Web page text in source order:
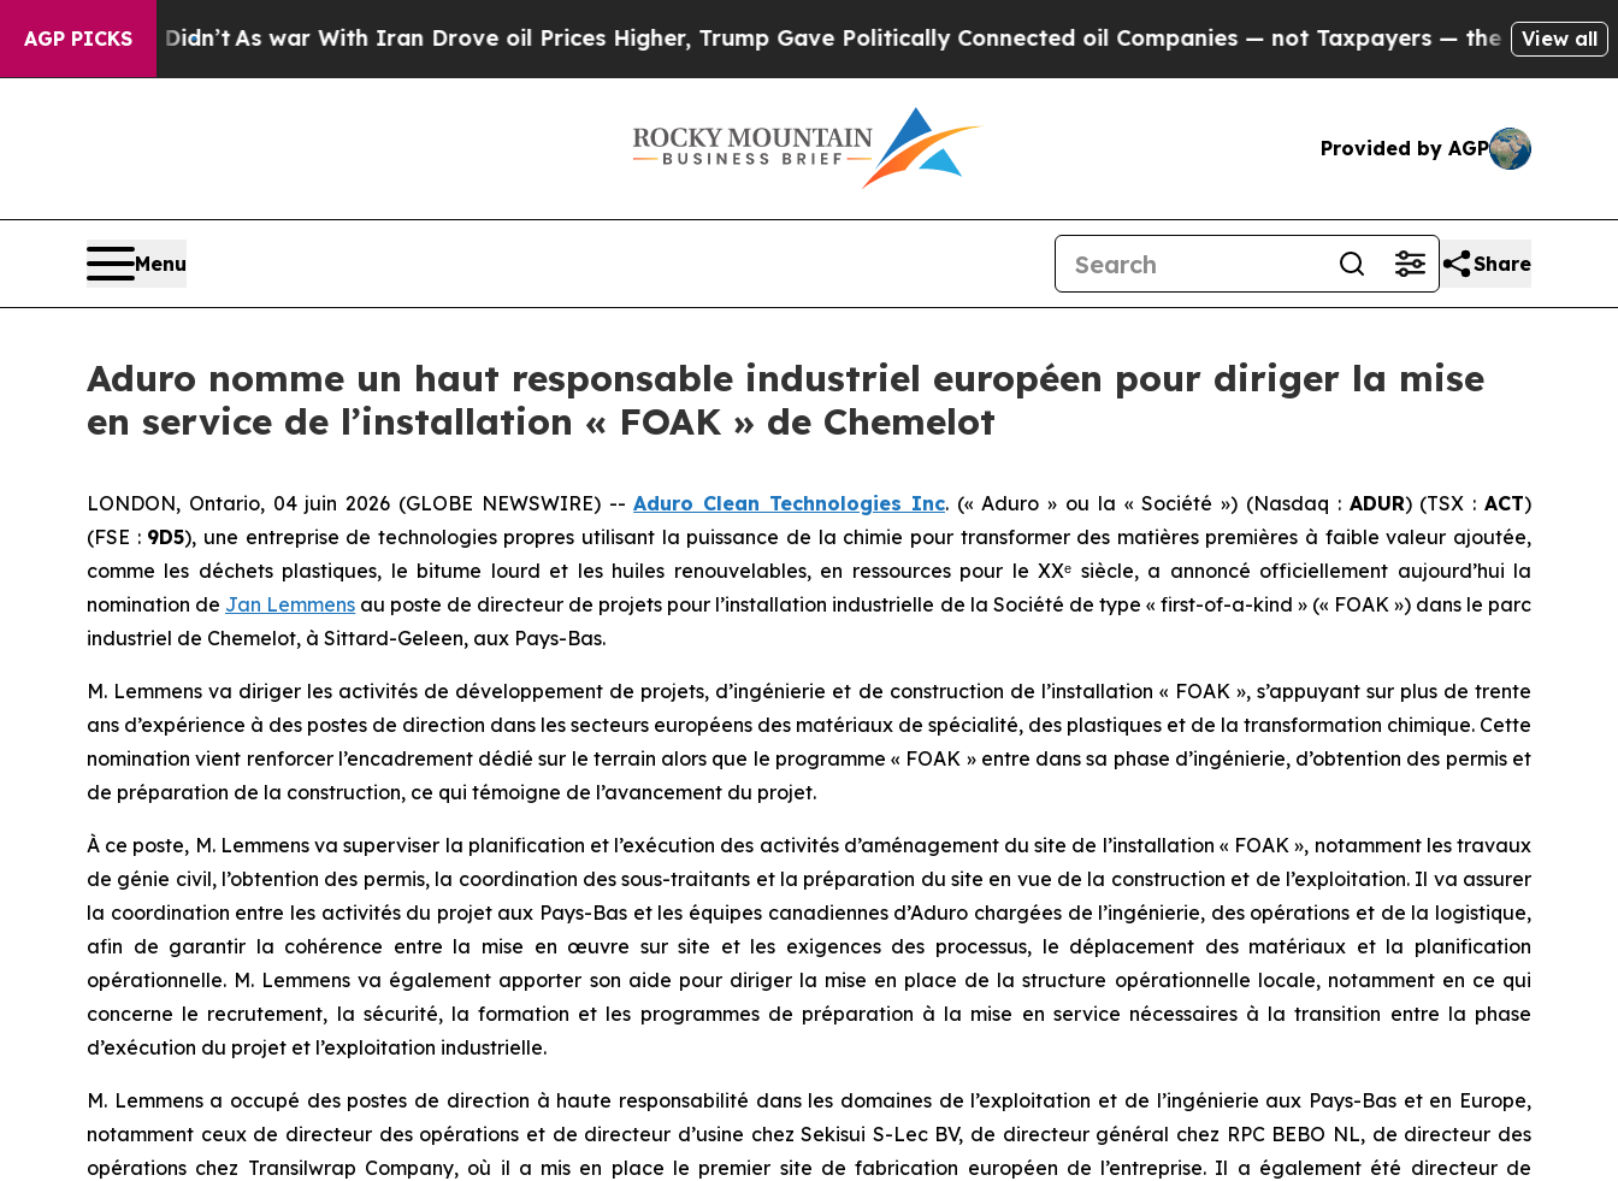
AGP PICKS
it Didn’tAs war With Iran Drove oil Prices Higher, Trump Gave Politically Connected oil Companies — not Taxpayers — the Chance to Cash in
View all
Provided by AGP
Menu Share
Aduro nomme un haut responsable industriel européen pour diriger la mise
en service de l’installation « FOAK » de Chemelot
LONDON, Ontario, 04 juin 2026 (GLOBE NEWSWIRE) --Aduro Clean Technologies Inc. (« Aduro » ou la « Société ») (Nasdaq : ADUR) (TSX :ACT)
(FSE : 9D5), une entreprise de technologies propres utilisant la puissance de la chimie pour transformer des matières premières à faible valeur ajoutée,
comme les déchets plastiques, le bitume lourd et les huiles renouvelables, en ressources pour le XXᵉ siècle, a annoncé officiellement aujourd’hui la
nomination de Jan Lemmens au poste de directeur de projets pour l’installation industrielle de la Société de type « first-of-a-kind » (« FOAK ») dans le parc
industriel de Chemelot, à Sittard-Geleen, aux Pays-Bas.
M. Lemmens va diriger les activités de développement de projets, d’ingénierie et de construction de l’installation « FOAK », s’appuyant sur plus de trente
ans d’expérience à des postes de direction dans les secteurs européens des matériaux de spécialité, des plastiques et de la transformation chimique. Cette
nomination vient renforcer l’encadrement dédié sur le terrain alors que le programme « FOAK » entre dans sa phase d’ingénierie, d’obtention des permis et
de préparation de la construction, ce qui témoigne de l’avancement du projet.
À ce poste, M. Lemmens va superviser la planification et l’exécution des activités d’aménagement du site de l’installation « FOAK », notamment les travaux
de génie civil, l’obtention des permis, la coordination des sous-traitants et la préparation du site en vue de la construction et de l’exploitation. Il va assurer
la coordination entre les activités du projet aux Pays-Bas et les équipes canadiennes d’Aduro chargées de l’ingénierie, des opérations et de la logistique,
afin de garantir la cohérence entre la mise en œuvre sur site et les exigences des processus, le déplacement des matériaux et la planification
opérationnelle. M. Lemmens va également apporter son aide pour diriger la mise en place de la structure opérationnelle locale, notamment en ce qui
concerne le recrutement, la sécurité, la formation et les programmes de préparation à la mise en service nécessaires à la transition entre la phase
d’exécution du projet et l’exploitation industrielle.
M. Lemmens a occupé des postes de direction à haute responsabilité dans les domaines de l’exploitation et de l’ingénierie aux Pays-Bas et en Europe,
notamment ceux de directeur des opérations et de directeur d’usine chez Sekisui S-Lec BV, de directeur général chez RPC BEBO NL, de directeur des
opérations chez Transilwrap Company, où il a mis en place le premier site de fabrication européen de l’entreprise. Il a également été directeur de